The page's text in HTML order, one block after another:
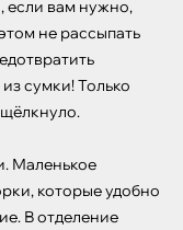
если вам нужно,
не рассыпать
сумки! Только
Маленькое
которые удобно
В отделение